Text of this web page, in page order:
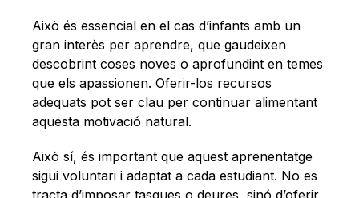
Això és essencial en el cas d’infants amb un
gran interès per aprendre, que gaudeixen
descobrint coses noves o aprofundint en temes
que els apassionen. Oferir-los recursos
adequats pot ser clau per continuar alimentant
aquesta motivació natural.
Això sí, és important que aquest aprenentatge
sigui voluntari i adaptat a cada estudiant. No es